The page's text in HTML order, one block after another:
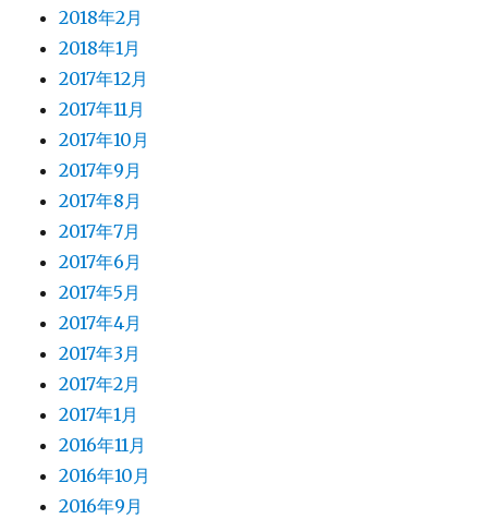
2018年2月
2018年1月
2017年12月
2017年11月
2017年10月
2017年9月
2017年8月
2017年7月
2017年6月
2017年5月
2017年4月
2017年3月
2017年2月
2017年1月
2016年11月
2016年10月
2016年9月